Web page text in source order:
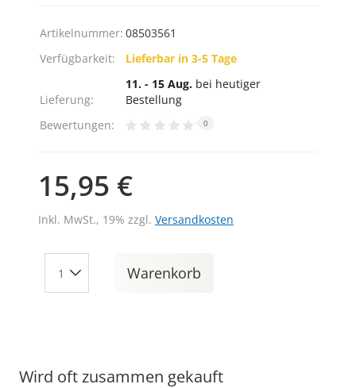
Artikelnummer: 08503561
Verfügbarkeit:
Lieferbar in 3-5 Tage
Lieferung:
11. - 15 Aug. bei heutiger
Bestellung
Bewertungen:
0
15,95 €
Inkl. MwSt., 19% zzgl. Versandkosten
Warenkorb
Wird oft zusammen gekauft